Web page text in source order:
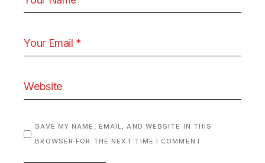
SAVE MY NAME, EMAIL, AND WEBSITE IN THIS
BROWSER FOR THE NEXT TIME I COMMENT.